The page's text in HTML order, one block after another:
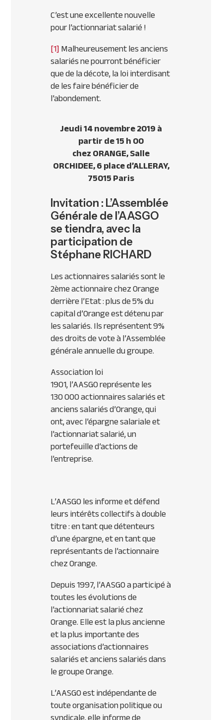
C’est une excellente nouvelle
pour l’actionnariat salarié !
[1]Malheureusement les anciens
salariés ne pourront bénéficier
que de la décote, la loi interdisant
de les faire bénéficier de
l’abondement.
Jeudi 14 novembre 2019 à
partir de 15 h 00
chez ORANGE, Salle
ORCHIDEE, 6 place d’ALLERAY,
75015 Paris
Invitation : L’Assemblée
Générale de l’AASGO
se tiendra, avec la
participation de
Stéphane RICHARD
Les actionnaires salariés sont le
2ème actionnaire chez Orange
derrière l’Etat : plus de 5% du
capital d’Orange est détenu par
les salariés. Ils représentent 9%
des droits de vote à l’Assemblée
générale annuelle du groupe.
Association loi
1901, l’AASGO représente les
130 000 actionnaires salariés et
anciens salariés d’Orange, qui
ont, avec l’épargne salariale et
l’actionnariat salarié, un
portefeuille d’actions de
l’entreprise.
L’AASGO les informe et défend
leurs intérêts collectifs à double
titre : en tant que détenteurs
d’une épargne, et en tant que
représentants de l’actionnaire
chez Orange.
Depuis 1997, l’AASGO a participé à
toutes les évolutions de
l’actionnariat salarié chez
Orange. Elle est la plus ancienne
et la plus importante des
associations d’actionnaires
salariés et anciens salariés dans
le groupe Orange.
L’AASGO est indépendante de
toute organisation politique ou